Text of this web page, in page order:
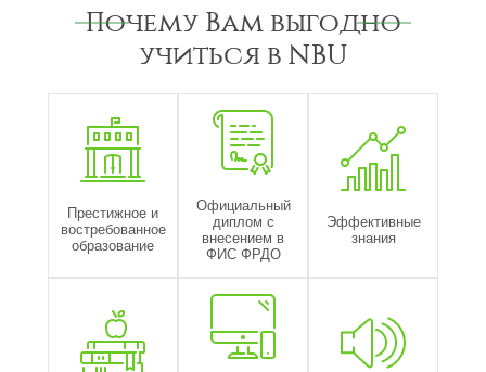
Почему Вам выгодно
учиться в NBU
Престижное и
востребованное
образование
Официальный
диплом с
внесением в
ФИС ФРДО
Эффективные
знания